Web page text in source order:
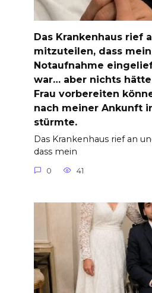
Das Krankenhaus rief
mitzuteilen, dass
Notaufnahme
war… aber nichts
Frau vorbereiten
nach meiner Ankunft
stürmte.
Das Krankenhaus rief an
dass mein
0 41